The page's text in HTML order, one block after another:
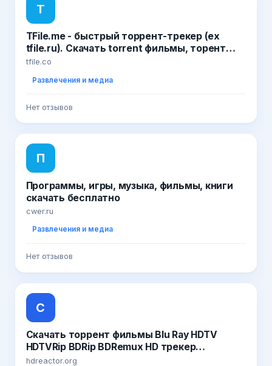
T
TFile.me - быстрый торрент-трекер (ex
tfile.ru). Скачать torrent фильмы, торент
игры, музыку, бесплатно и без регистрации
tfile.co
Развлечения и медиа
Нет отзывов
П
Программы, игры, музыка, фильмы, книги
скачать бесплатно
cwer.ru
Развлечения и медиа
Нет отзывов
С
Скачать торрент фильмы Blu Ray HDTV
HDTVRip BDRip BDRemux HD трекер
бесплатно
hdreactor.org